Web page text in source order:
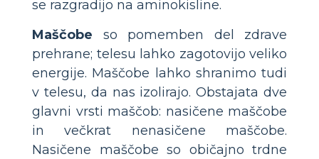
se razgradijo na aminokisline.
Maščobe so pomemben del zdrave
prehrane; telesu lahko zagotovijo veliko
energije. Maščobe lahko shranimo tudi
v telesu, da nas izolirajo. Obstajata dve
glavni vrsti maščob: nasičene maščobe
in večkrat nenasičene maščobe.
Nasičene maščobe so običajno trdne